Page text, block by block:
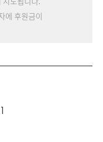
에 후원금이